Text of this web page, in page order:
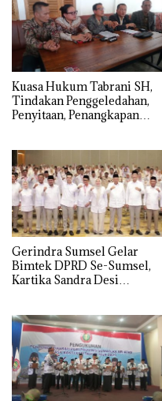
‎Kuasa Hukum Tabrani SH,
Tindakan Penggeledahan,
Penyitaan, Penangkapan
Melalui Mekanisme
Praperadilan
Gerindra Sumsel Gelar
Bimtek DPRD Se-Sumsel,
Kartika Sandra Desi